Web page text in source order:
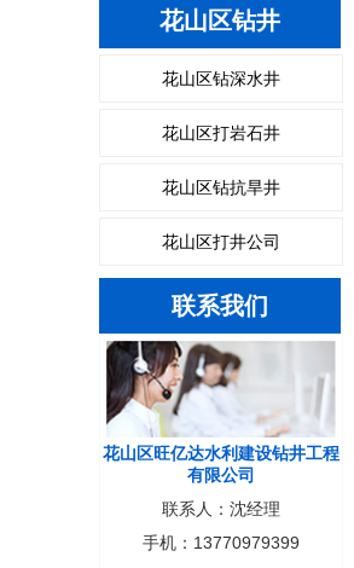
花山区钻井
花山区钻深水井
花山区打岩石井
花山区钻抗旱井
花山区打井公司
联系我们
花山区旺亿达水利建设钻井工程
有限公司
联系人：沈经理
手机：13770979399